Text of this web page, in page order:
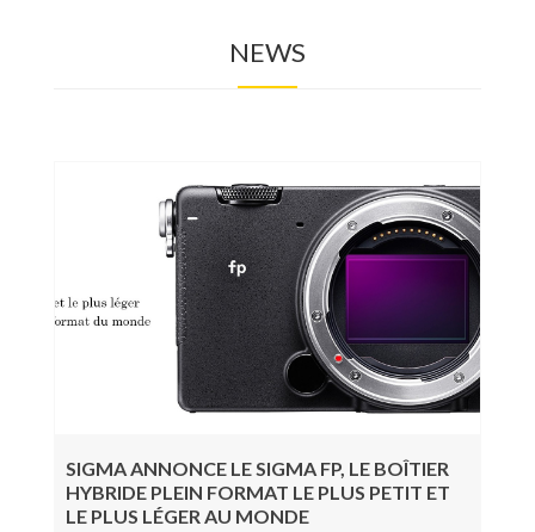
Nouveautés
NEWS
SIGMA ANNONCE LE SIGMA FP, LE BOÎTIER
HYBRIDE PLEIN FORMAT LE PLUS PETIT ET
LE PLUS LÉGER AU MONDE